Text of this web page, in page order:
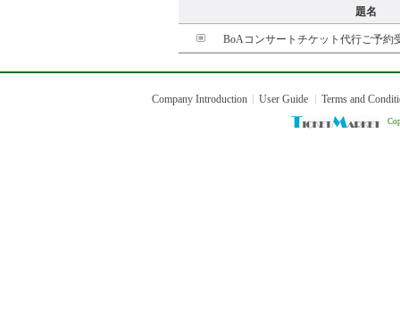
題名
BoAコンサートチケット代行ご予約
Company Introduction User Guide Terms and